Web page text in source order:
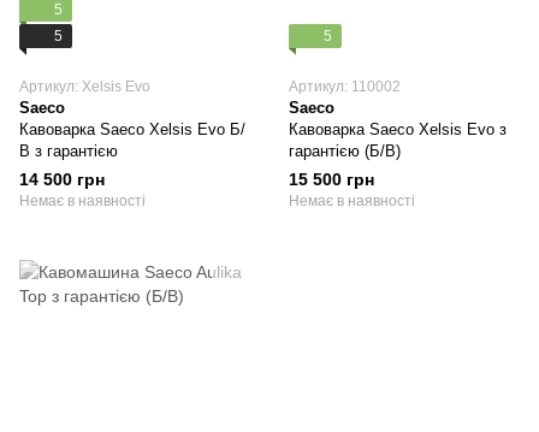
5
5
Артикул: Xelsis Evo
Saeco
Кавоварка Saeco Xelsis Evo Б/
В з гарантією
14 500 грн
Немає в наявності
5
Артикул: 110002
Saeco
Кавоварка Saeco Xelsis Evo з
гарантією (Б/В)
15 500 грн
Немає в наявності